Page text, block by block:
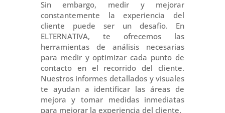
Sin embargo, medir y mejorar
constantemente la experiencia del
cliente puede ser un desafío. En
ELTERNATIVA, te ofrecemos las
herramientas de análisis necesarias
para medir y optimizar cada punto de
contacto en el recorrido del cliente.
Nuestros informes detallados y visuales
te ayudan a identificar las áreas de
mejora y tomar medidas inmediatas
para mejorar la experiencia del cliente.